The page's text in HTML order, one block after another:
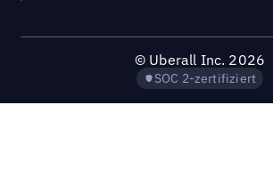
© Uberall Inc. 2026
SOC 2-zertifiziert